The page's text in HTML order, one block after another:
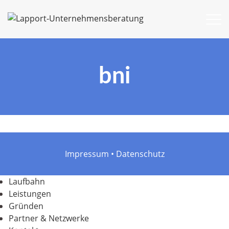
bni
Impressum • Datenschutz
Laufbahn
Leistungen
Gründen
Partner & Netzwerke